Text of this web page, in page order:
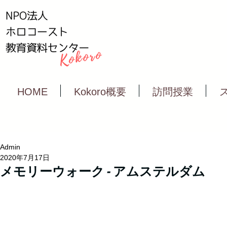
HOME Kokoro概要 訪問授業
メモリーウォーク - アムステルダム
Admin
2020年7月17日